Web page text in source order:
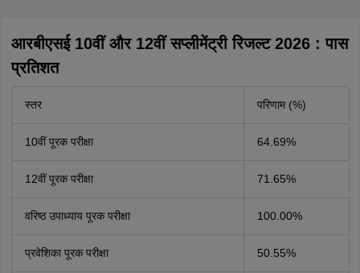
आरबीएसई 10वीं और 12वीं सप्लीमेंट्री रिजल्ट 2026 : पास
प्रतिशत
स्तर परिणाम (%)
10वीं पूरक परीक्षा 64.69%
12वीं पूरक परीक्षा 71.65%
वरिष्ठ उपाध्याय पूरक परीक्षा 100.00%
प्रवेशिका पूरक परीक्षा 50.55%